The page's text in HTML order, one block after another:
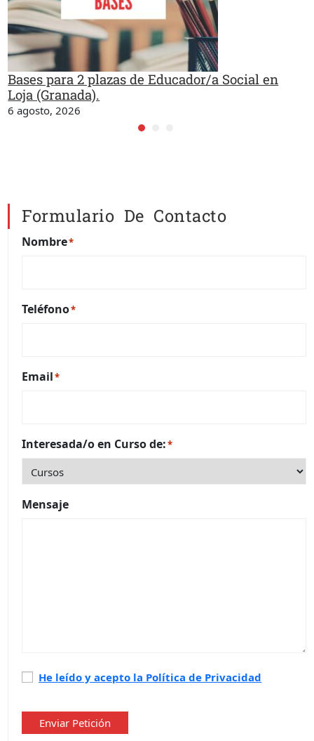
Bases para 2 plazas de Educador/a Social en
Loja (Granada).
6 agosto, 2026
Formulario De Contacto
Nombre*
Teléfono*
Email*
Interesada/o en Curso de:*
Mensaje
Política
privacidad*
He leído y acepto la Política de Privacidad
Enviar Petición